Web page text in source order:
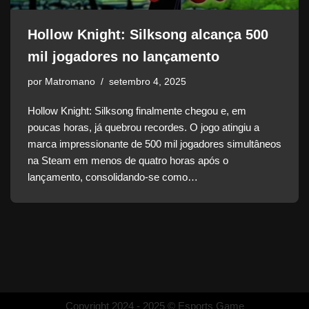
Hollow Knight: Silksong alcança 500
mil jogadores no lançamento
por Matromano setembro 4, 2025
Hollow Knight: Silksong finalmente chegou e, em
poucas horas, já quebrou recordes. O jogo atingiu a
marca impressionante de 500 mil jogadores simultâneos
na Steam em menos de quatro horas após o
lançamento, consolidando-se como…
Copyright 2024 - 2025 © Esports Game